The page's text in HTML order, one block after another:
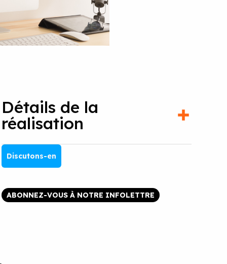
Détails de la
réalisation
Discutons-en
ABONNEZ-VOUS À NOTRE INFOLETTRE